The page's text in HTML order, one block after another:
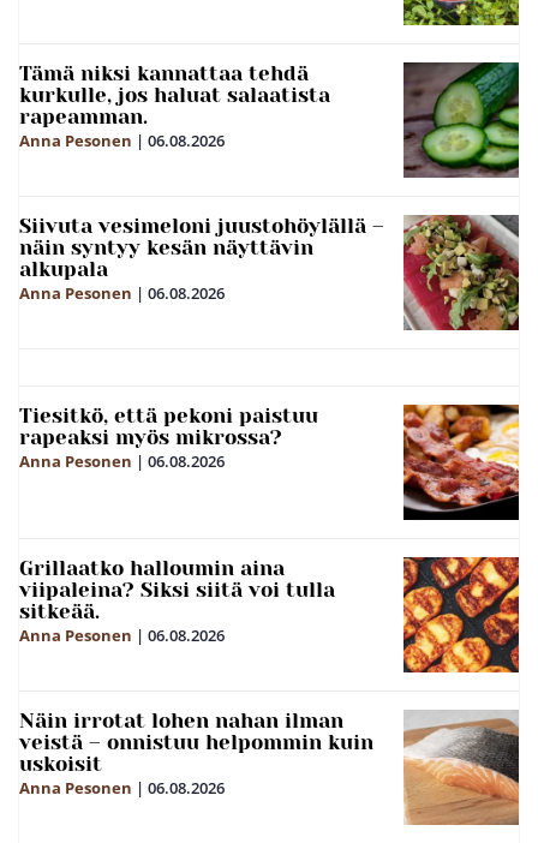
Tämä niksi kannattaa tehdä
kurkulle, jos haluat salaatista
rapeamman.
Anna Pesonen | 06.08.2026
Siivuta vesimeloni juustohöylällä –
näin syntyy kesän näyttävin
alkupala
Anna Pesonen | 06.08.2026
Tiesitkö, että pekoni paistuu
rapeaksi myös mikrossa?
Anna Pesonen | 06.08.2026
Grillaatko halloumin aina
viipaleina? Siksi siitä voi tulla
sitkeää.
Anna Pesonen | 06.08.2026
Näin irrotat lohen nahan ilman
veistä – onnistuu helpommin kuin
uskoisit
Anna Pesonen | 06.08.2026